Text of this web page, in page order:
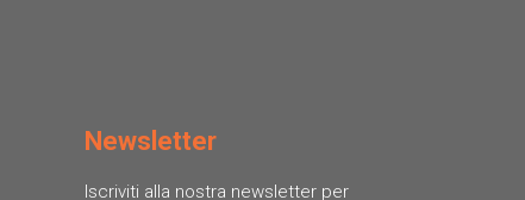
Newsletter
Iscriviti alla nostra newsletter per